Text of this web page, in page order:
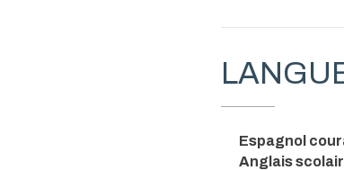
Espagnol
Anglais